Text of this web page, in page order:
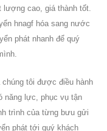
lượng cao, giá thành tốt.
hnagf hóa sang nước
phát nhanh để quý
tôi được điều hành
năng lực, phục vụ tận
trình của từng bưu gửi
phát tới quý khách